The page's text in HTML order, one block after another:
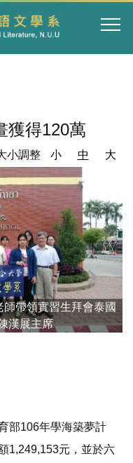
獲得120萬
小調整 小 中 大
帶領實習生拜會泰國
漢展主席
106年學海築夢計
1,249,153元，並於六